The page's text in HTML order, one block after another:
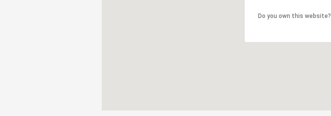
Do you own this website?